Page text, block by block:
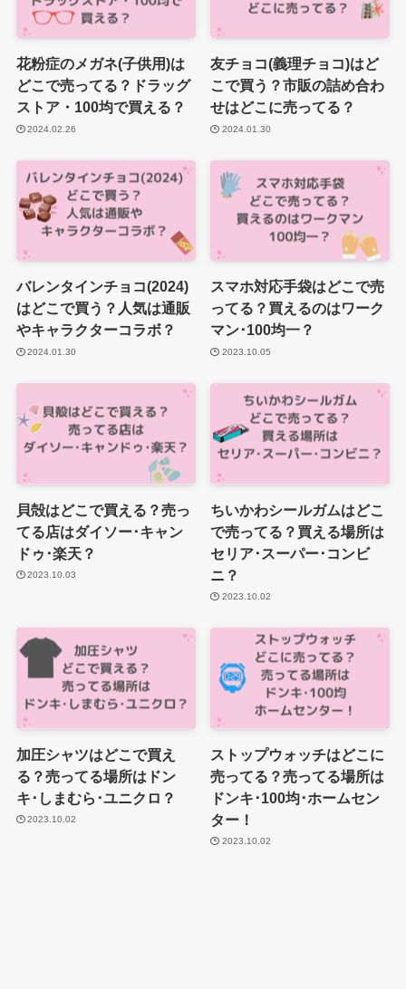
花粉症のメガネ(子供用)は
どこで売ってる？ドラッグ
ストア・100均で買える？
2024.02.26
友チョコ(義理チョコ)はど
こで買う？市販の詰め合わ
せはどこに売ってる？
2024.01.30
バレンタインチョコ(2024)
はどこで買う？人気は通販
やキャラクターコラボ？
2024.01.30
スマホ対応手袋はどこで売
ってる？買えるのはワーク
マン･100均一？
2023.10.05
貝殻はどこで買える？売っ
てる店はダイソー･キャン
ドゥ･楽天？
2023.10.03
ちいかわシールガムはどこ
で売ってる？買える場所は
セリア･スーパー･コンビ
ニ？
2023.10.02
加圧シャツはどこで買え
る？売ってる場所はドン
キ･しまむら･ユニクロ？
2023.10.02
ストップウォッチはどこに
売ってる？売ってる場所は
ドンキ･100均･ホームセン
ター！
2023.10.02